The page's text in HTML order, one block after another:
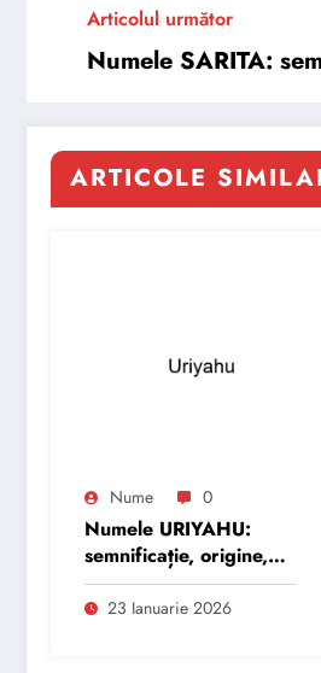
Articolul următor
Numele SARITA:
ARTICOLE
Nume 0
Numele URIYAHU:
semnificație, origine,
trăsături și
personalitate
23 Ianuarie 2026